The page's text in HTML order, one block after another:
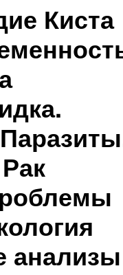
Киста
анализы